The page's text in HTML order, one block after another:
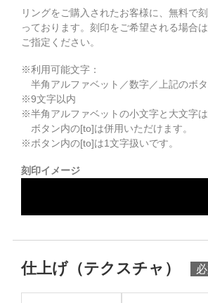
リングをご購入されたお客様に、無料で
っております。 刻印をご希望される場合
ご指定ください。
※利用可能文字：
半角アルファベット／数字／上記のボ
※9文字以内
※半角アルファベットの小文字と大文字は
ボタン内の[to]は併用いただけます。
※ボタン内の[to]は1文字扱いです。
刻印イメージ
仕上げ（テクスチャ）